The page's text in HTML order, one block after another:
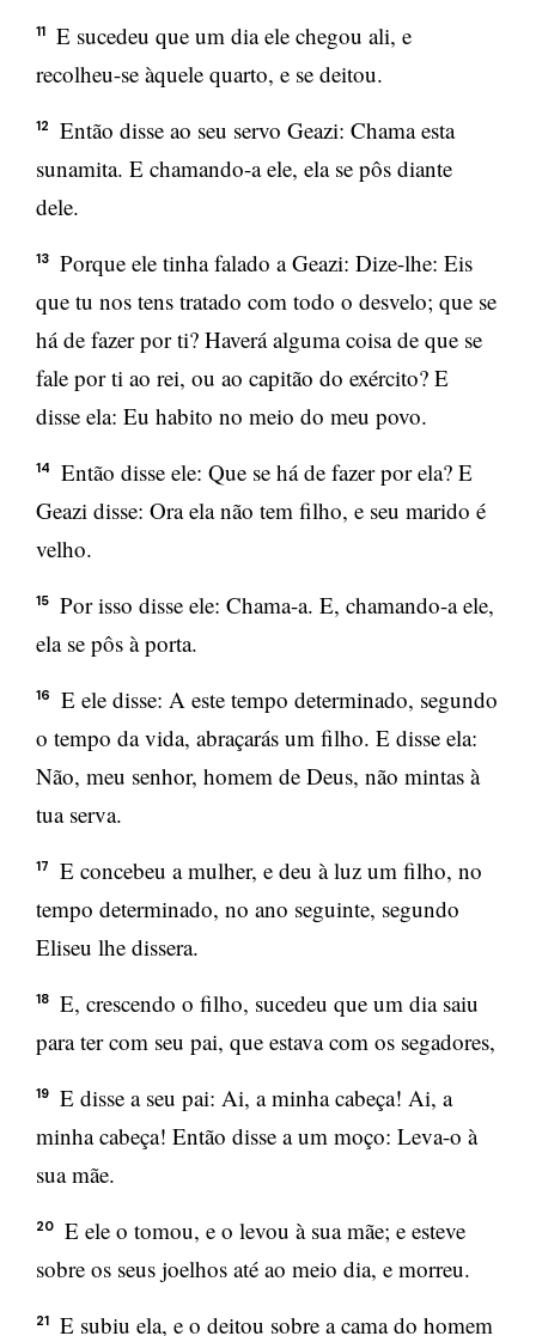
11
E sucedeu que um dia ele chegou ali, e
recolheu-se àquele quarto, e se deitou.
12
Então disse ao seu servo Geazi: Chama esta
sunamita. E chamando-a ele, ela se pôs diante
dele.
13
Porque ele tinha falado a Geazi: Dize-lhe: Eis
que tu nos tens tratado com todo o desvelo; que se
há de fazer por ti? Haverá alguma coisa de que se
fale por ti ao rei, ou ao capitão do exército? E
disse ela: Eu habito no meio do meu povo.
14
Então disse ele: Que se há de fazer por ela? E
Geazi disse: Ora ela não tem filho, e seu marido é
velho.
15
Por isso disse ele: Chama-a. E, chamando-a ele,
ela se pôs à porta.
16
E ele disse: A este tempo determinado, segundo
o tempo da vida, abraçarás um filho. E disse ela:
Não, meu senhor, homem de Deus, não mintas à
tua serva.
17
E concebeu a mulher, e deu à luz um filho, no
tempo determinado, no ano seguinte, segundo
Eliseu lhe dissera.
18
E, crescendo o filho, sucedeu que um dia saiu
para ter com seu pai, que estava com os segadores,
19
E disse a seu pai: Ai, a minha cabeça! Ai, a
minha cabeça! Então disse a um moço: Leva-o à
sua mãe.
20
E ele o tomou, e o levou à sua mãe; e esteve
sobre os seus joelhos até ao meio dia, e morreu.
21 E subiu ela, e o deitou sobre a cama do homem